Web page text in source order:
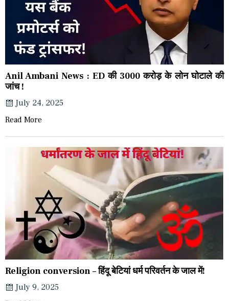
Anil Ambani News : ED की 3000 करोड़ के लोन घोटाले की
जांच !
July 24, 2025
Read More
Religion conversion – हिंदू बेटियां धर्म परिवर्तन के जाल में!
July 9, 2025